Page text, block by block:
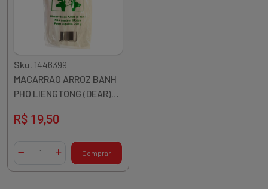
Sku. 1446399
MACARRAO ARROZ BANH
PHO LIENGTONG (DEAR)
R$ 19,50
Diminuir QuantidadeAdicionar Quantidade
Comprar